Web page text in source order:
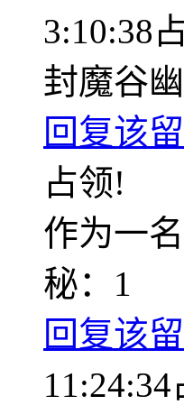
3:10:38
封魔谷
回复该
占领!
作为一
秘：1
回复该
11:24:34